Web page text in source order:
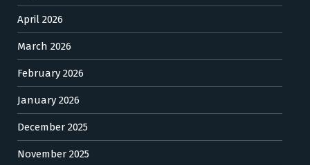
April 2026
March 2026
February 2026
January 2026
December 2025
November 2025